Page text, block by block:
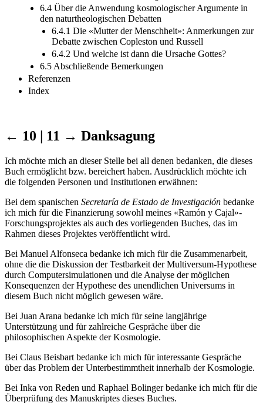
6.4 Über die Anwendung kosmologischer Argumente in
den naturtheologischen Debatten
6.4.1 Die «Mutter der Menschheit»: Anmerkungen zur
Debatte zwischen Copleston und Russell
6.4.2 Und welche ist dann die Ursache Gottes?
6.5 Abschließende Bemerkungen
Referenzen
Index
← 10 | 11 → Danksagung
Ich möchte mich an dieser Stelle bei all denen bedanken, die dieses
Buch ermöglicht bzw. bereichert haben. Ausdrücklich möchte ich
die folgenden Personen und Institutionen erwähnen:
Bei dem spanischen Secretaría de Estado de Investigación bedanke
ich mich für die Finanzierung sowohl meines «Ramón y Cajal»-
Forschungsprojektes als auch des vorliegenden Buches, das im
Rahmen dieses Projektes veröffentlicht wird.
Bei Manuel Alfonseca bedanke ich mich für die Zusammenarbeit,
ohne die die Diskussion der Testbarkeit der Multiversum-Hypothese
durch Computersimulationen und die Analyse der möglichen
Konsequenzen der Hypothese des unendlichen Universums in
diesem Buch nicht möglich ­gewesen wäre.
Bei Juan Arana bedanke ich mich für seine langjährige
Unterstützung und für zahlreiche Gespräche über die
philosophischen Aspekte der Kosmologie.
Bei Claus Beisbart bedanke ich mich für interessante Gespräche
über das Problem der Unterbestimmtheit innerhalb der Kosmologie.
Bei Inka von Reden und Raphael Bolinger bedanke ich mich für die
Überprüfung des Manuskriptes dieses Buches.